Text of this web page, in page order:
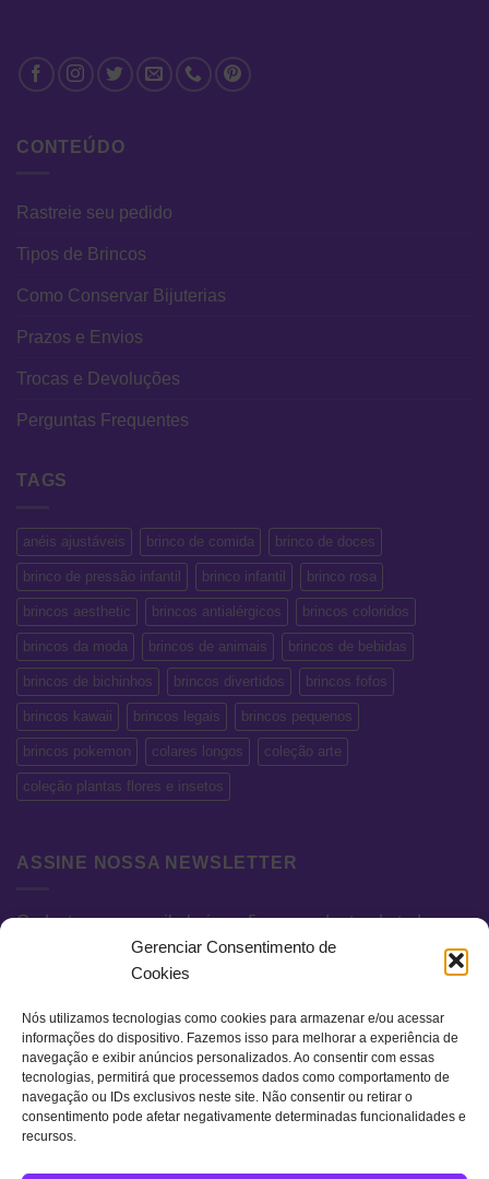
Gerenciar Consentimento de
Cookies
Nós utilizamos tecnologias como cookies para armazenar e/ou acessar
informações do dispositivo. Fazemos isso para melhorar a experiência de
navegação e exibir anúncios personalizados. Ao consentir com essas
tecnologias, permitirá que processemos dados como comportamento de
navegação ou IDs exclusivos neste site. Não consentir ou retirar o
consentimento pode afetar negativamente determinadas funcionalidades e
recursos.
CONTEÚDO
Rastreie seu pedido
Tipos de Brincos
Como Conservar Bijuterias
Prazos e Envios
Trocas e Devoluções
Perguntas Frequentes
TAGS
anéis ajustáveis brinco de comida brinco de doces
brinco de pressão infantil brinco infantil brinco rosa
brincos aesthetic brincos antialérgicos brincos coloridos
brincos da moda brincos de animais brincos de bebidas
brincos de bichinhos brincos divertidos brincos fofos
brincos kawaii brincos legais brincos pequenos
brincos pokemon colares longos coleção arte
coleção plantas flores e insetos
ASSINE NOSSA NEWSLETTER
Cadastre seu e-mail abaixo e fique por dentro de todas as
novidades e promoções exclusivas.